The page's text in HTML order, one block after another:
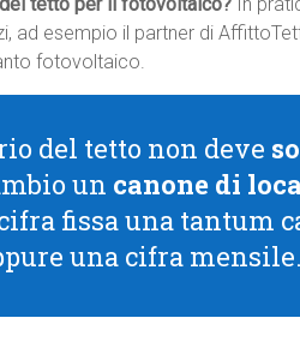
ad esempio il partner di
fotovoltaico.
del tetto non deve
un canone di
fissa una tantum
una cifra mensile.